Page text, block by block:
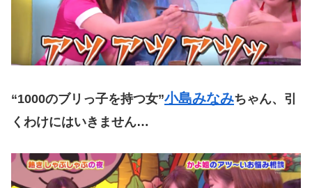
“1000のブリっ子を持つ女”小島みなみちゃん、引
くわけにはいきません…